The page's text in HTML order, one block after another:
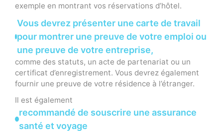
exemple en montrant vos réservations d’hôtel.
Vous devrez présenter une carte de travail
pour montrer une preuve de votre emploi ou
une preuve de votre entreprise,
comme des statuts, un acte de partenariat ou un
certificat d’enregistrement. Vous devrez également
fournir une preuve de votre résidence à l’étranger.
Il est également
recommandé de souscrire une assurance
santé et voyage